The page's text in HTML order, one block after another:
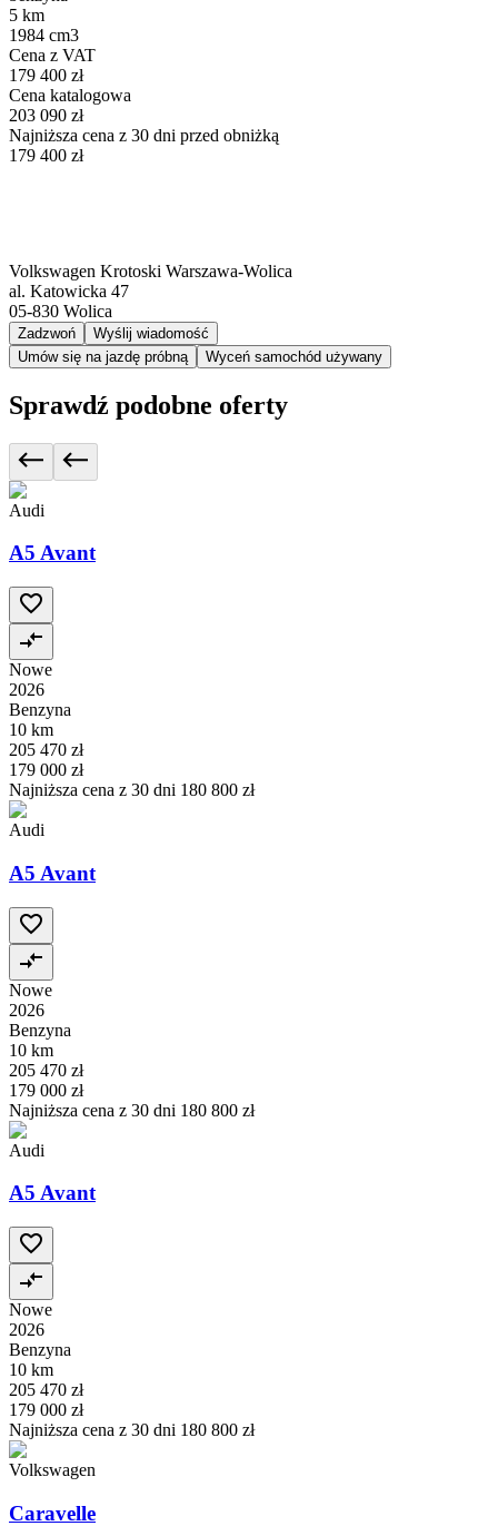
5 km
1984 cm3
Cena z VAT
179 400 zł
Cena katalogowa
203 090 zł
Najniższa cena z 30 dni przed obniżką
179 400 zł
Volkswagen Krotoski Warszawa-Wolica
al. Katowicka 47
05-830 Wolica
Zadzwoń
Wyślij wiadomość
Umów się na jazdę próbną
Wyceń samochód używany
Sprawdź podobne oferty
Audi
A5 Avant
Nowe
2026
Benzyna
10 km
205 470 zł
179 000 zł
Najniższa cena z 30 dni 180 800 zł
Audi
A5 Avant
Nowe
2026
Benzyna
10 km
205 470 zł
179 000 zł
Najniższa cena z 30 dni 180 800 zł
Audi
A5 Avant
Nowe
2026
Benzyna
10 km
205 470 zł
179 000 zł
Najniższa cena z 30 dni 180 800 zł
Volkswagen
Caravelle